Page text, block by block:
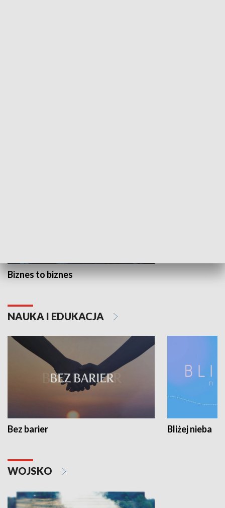
Biznes to biznes
NAUKA I EDUKACJA
Bez barier Bliżej nieba
WOJSKO